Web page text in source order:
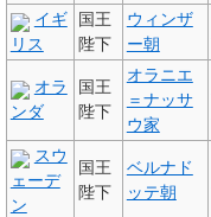
イギ
リス
国王
陛下
ウィンザ
ー朝
オラ
ンダ
国王
陛下
オラニエ
＝ナッサ
ウ家
スウ
ェーデ
ン
国王
陛下
ベルナド
ッテ朝